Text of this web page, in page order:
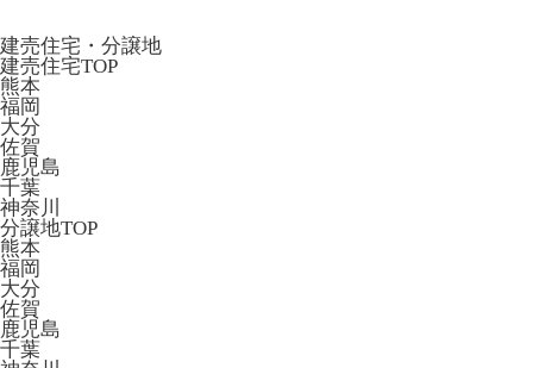
建売住宅・分譲地
建売住宅TOP
熊本
福岡
大分
佐賀
鹿児島
千葉
神奈川
分譲地TOP
熊本
福岡
大分
佐賀
鹿児島
千葉